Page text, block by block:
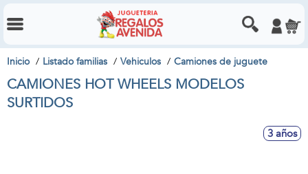
Inicio Listado familias Vehiculos Camiones de juguete
CAMIONES HOT WHEELS MODELOS
SURTIDOS
3 años